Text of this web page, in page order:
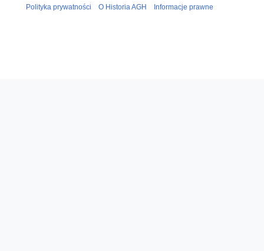
Polityka prywatności O Historia AGH Informacje prawne